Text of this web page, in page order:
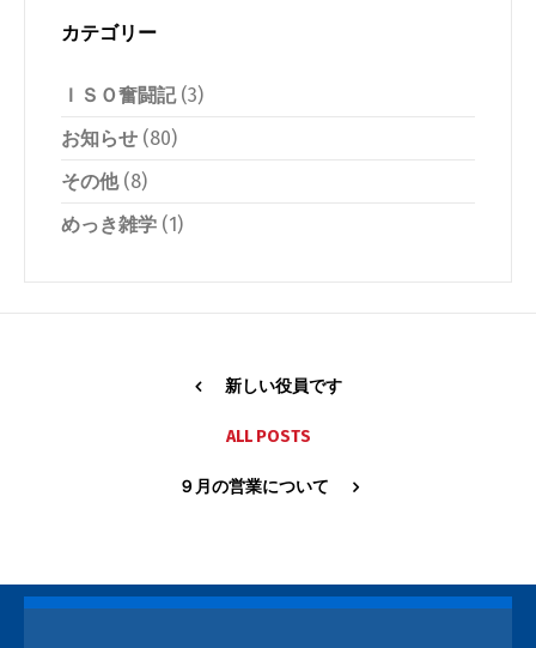
カテゴリー
ＩＳＯ奮闘記(3)
お知らせ (80)
その他(8)
めっき雑学 (1)
新しい役員です
ALL POSTS
９月の営業について